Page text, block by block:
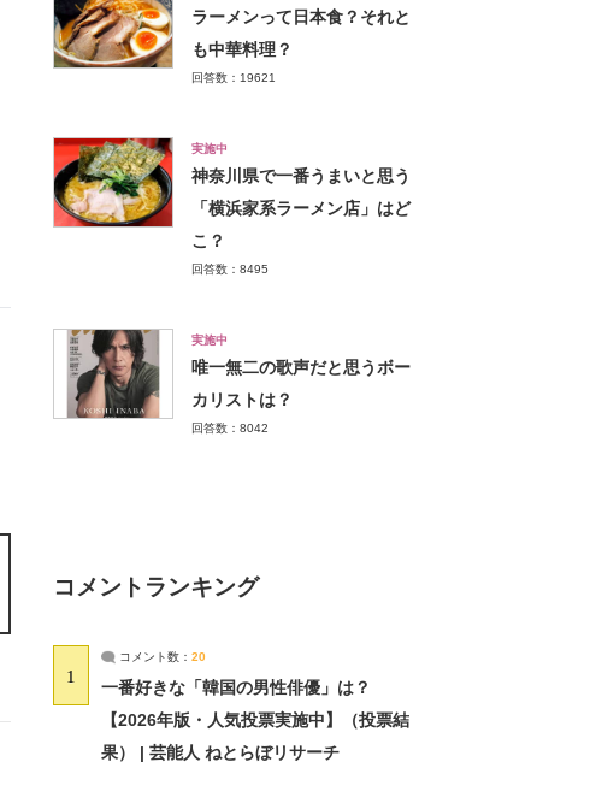
ラーメンって日本食？それと
も中華料理？
回答数：19621
実施中
神奈川県で一番うまいと思う
「横浜家系ラーメン店」はど
こ？
回答数：8495
実施中
唯一無二の歌声だと思うボー
カリストは？
回答数：8042
コメントランキング
1
コメント数： 20
一番好きな「韓国の男性俳優」は？
【2026年版・人気投票実施中】（投票結
果） | 芸能人 ねとらぼリサーチ